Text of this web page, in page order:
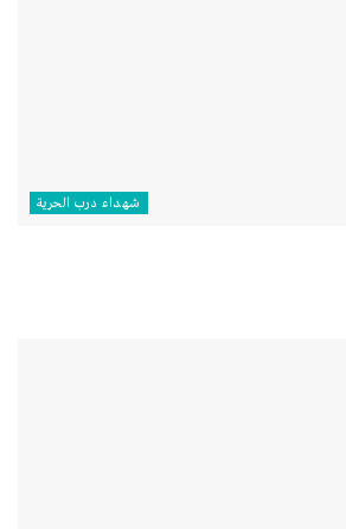
شهداء درب الحرية